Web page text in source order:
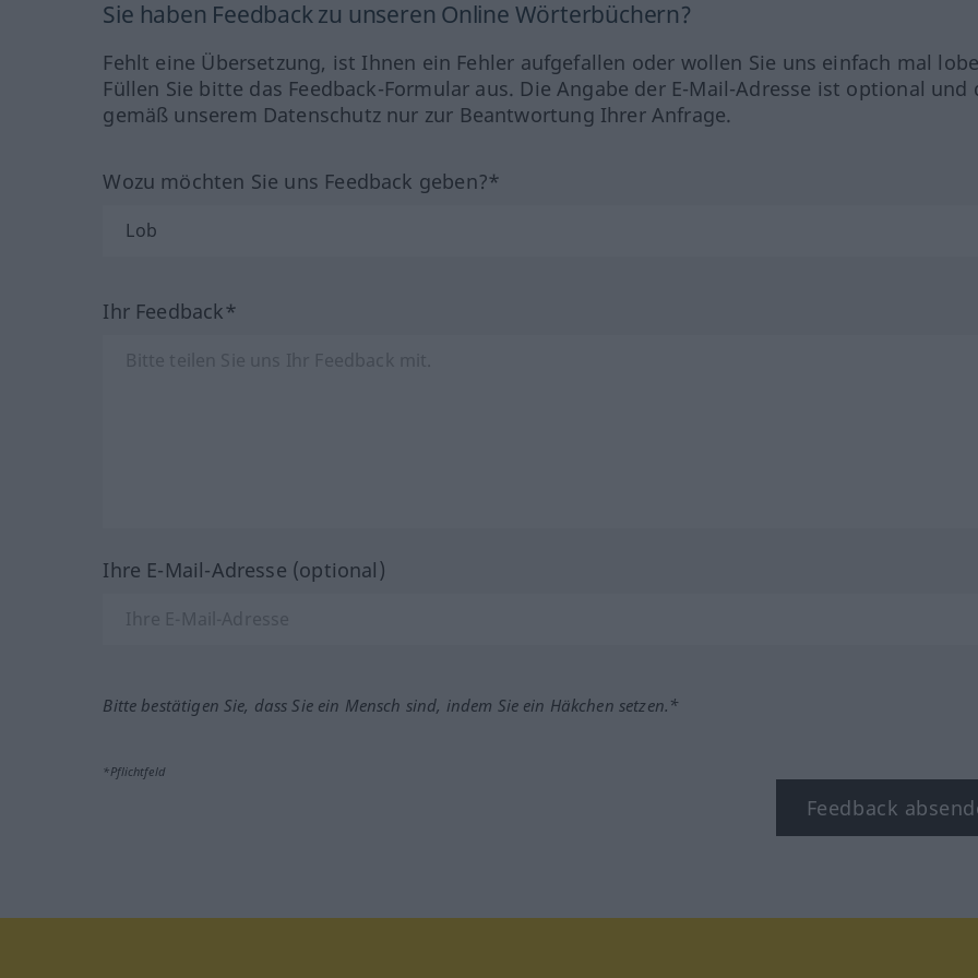
Sie haben Feedback zu unseren Online Wörterbüchern?
Fehlt eine Übersetzung, ist Ihnen ein Fehler aufgefallen oder wollen Sie uns einfach mal
Füllen Sie bitte das Feedback-Formular aus. Die Angabe der E-Mail-Adresse ist optional und
gemäß unserem Datenschutz nur zur Beantwortung Ihrer Anfrage.
Wozu möchten Sie uns Feedback geben?*
Ihr Feedback*
Ihre E-Mail-Adresse (optional)
Bitte bestätigen Sie, dass Sie ein Mensch sind, indem Sie ein Häkchen setzen.*
*Pflichtfeld
Feedback